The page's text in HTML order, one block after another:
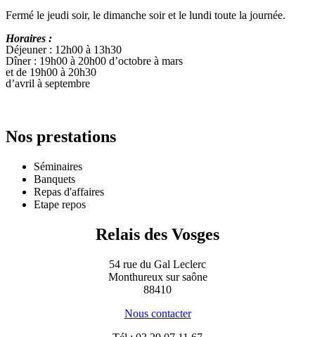
Fermé le jeudi soir, le dimanche soir et le lundi toute la journée.
Horaires :
Déjeuner : 12h00 à 13h30
Dîner : 19h00 à 20h00 d’octobre à mars
et de 19h00 à 20h30
d’avril à septembre
Nos prestations
Séminaires
Banquets
Repas d'affaires
Etape repos
Relais des Vosges
54 rue du Gal Leclerc
Monthureux sur saône
88410
Nous contacter